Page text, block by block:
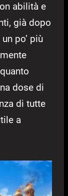
abilità e
già dopo
po’ più
dose di
di tutte
a